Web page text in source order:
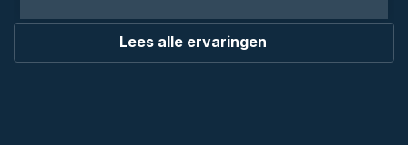
Heel fijn om met een bedrijf te
het gevoel geeft dat het
Lees alle ervaringen